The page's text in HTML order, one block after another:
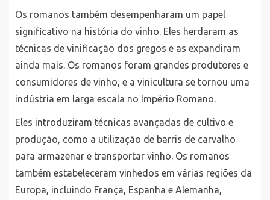
Os romanos também desempenharam um papel
significativo na história do vinho. Eles herdaram as
técnicas de vinificação dos gregos e as expandiram
ainda mais. Os romanos foram grandes produtores e
consumidores de vinho, e a vinicultura se tornou uma
indústria em larga escala no Império Romano.
Eles introduziram técnicas avançadas de cultivo e
produção, como a utilização de barris de carvalho
para armazenar e transportar vinho. Os romanos
também estabeleceram vinhedos em várias regiões da
Europa, incluindo França, Espanha e Alemanha,